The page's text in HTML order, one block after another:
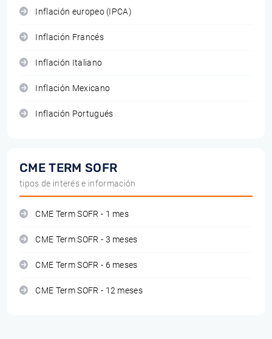
Inflación europeo (IPCA)
Inflación Francés
Inflación Italiano
Inflación Mexicano
Inflación Portugués
CME TERM SOFR
tipos de interés e información
CME Term SOFR - 1 mes
CME Term SOFR - 3 meses
CME Term SOFR - 6 meses
CME Term SOFR - 12 meses